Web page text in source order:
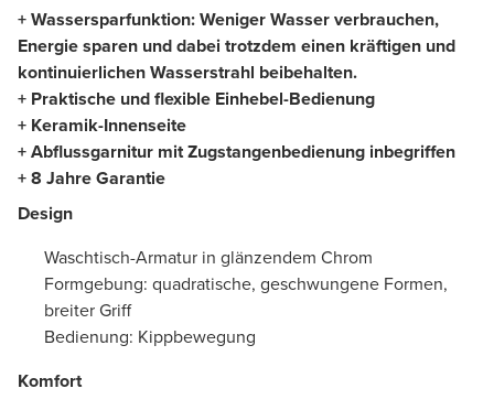
+ Wassersparfunktion: Weniger Wasser verbrauchen,
Energie sparen und dabei trotzdem einen kräftigen und
kontinuierlichen Wasserstrahl beibehalten.
+ Praktische und flexible Einhebel-Bedienung
+ Keramik-Innenseite
+ Abflussgarnitur mit Zugstangenbedienung inbegriffen
+ 8 Jahre Garantie
Design
Waschtisch-Armatur in glänzendem Chrom
Formgebung: quadratische, geschwungene Formen,
breiter Griff
Bedienung: Kippbewegung
Komfort